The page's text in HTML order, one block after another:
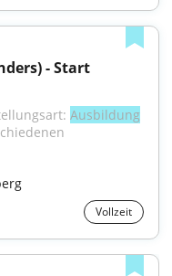
- Start
Ausbildung
Vollzeit